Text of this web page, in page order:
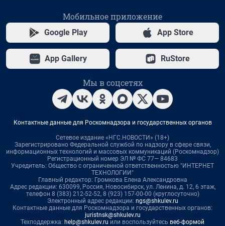
Мобильное приложение
Google Play App Store
App Gallery RuStore
Мы в соцсетях
Контактные данные для Роскомнадзора и государственных органов
Сетевое издание «НГС.НОВОСТИ» (18+)
Зарегистрировано Федеральной службой по надзору в сфере связи,
информационных технологий и массовых коммуникаций (Роскомнадзор)
Регистрационный номер ЭЛ № ФС 77— 84683
Учредитель: Общество с ограниченной ответственностью "ИНТЕРНЕТ
ТЕХНОЛОГИИ"
Главный редактор: Громкова Елена Александровна
Адрес редакции: 630099, Россия, Новосибирск, ул. Ленина, д. 12, 6 этаж,
телефон 8 (383) 212-52-52, 8 (923) 157-00-00 (круглосуточно)
Электронный адрес редакции: ngs@shkulev.ru
Контактные данные для Роскомнадзора и государственных органов:
juristnsk@shkulev.ru
Техподдержка: help@shkulev.ru или воспользуйтесь веб-формой